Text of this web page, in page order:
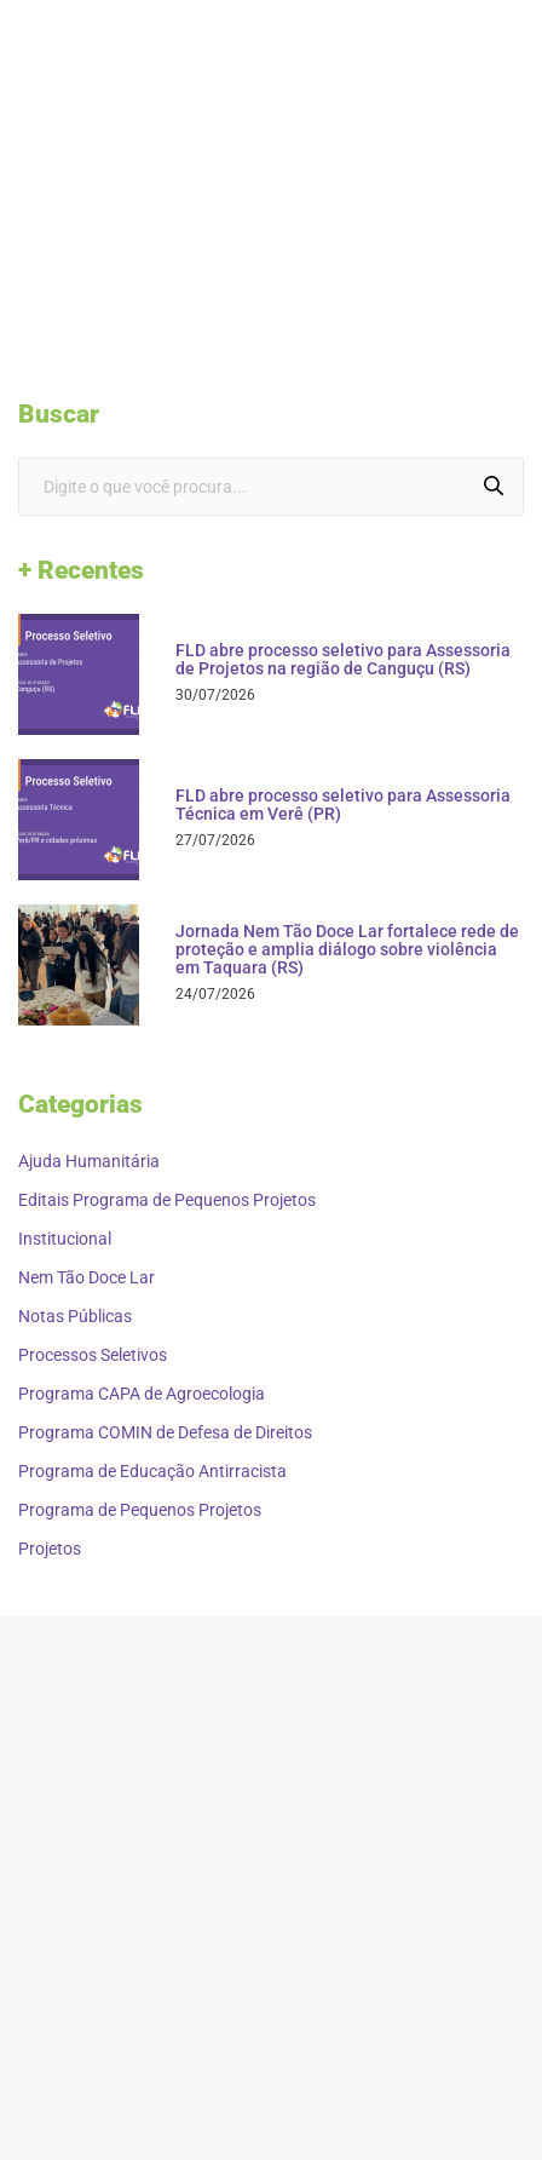
Buscar
+ Recentes
FLD abre processo seletivo para Assessoria
de Projetos na região de Canguçu (RS)
30/07/2026
FLD abre processo seletivo para Assessoria
Técnica em Verê (PR)
27/07/2026
Jornada Nem Tão Doce Lar fortalece rede de
proteção e amplia diálogo sobre violência
em Taquara (RS)
24/07/2026
Categorias
Ajuda Humanitária
Editais Programa de Pequenos Projetos
Institucional
Nem Tão Doce Lar
Notas Públicas
Processos Seletivos
Programa CAPA de Agroecologia
Programa COMIN de Defesa de Direitos
Programa de Educação Antirracista
Programa de Pequenos Projetos
Projetos